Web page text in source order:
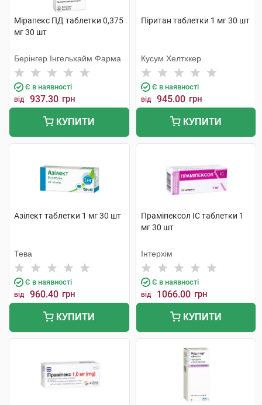
Мірапекс ПД таблетки 0,375
мг 30 шт
Берінгер Інгельхайм Фарма
Є в наявності
від 937.30 грн
КУПИТИ
Піритан таблетки 1 мг 30 шт
Кусум Хелтхкер
Є в наявності
від 945.00 грн
КУПИТИ
Азілект таблетки 1 мг 30 шт
Тева
Є в наявності
від 960.40 грн
КУПИТИ
Праміпексол IC таблетки 1
мг 30 шт
Інтерхім
Є в наявності
від 1066.00 грн
КУПИТИ